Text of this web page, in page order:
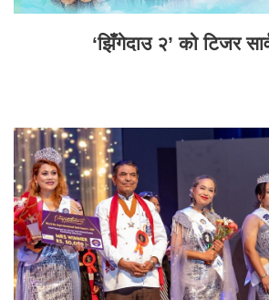
‘झिँगेदाउ २’ को टिजर